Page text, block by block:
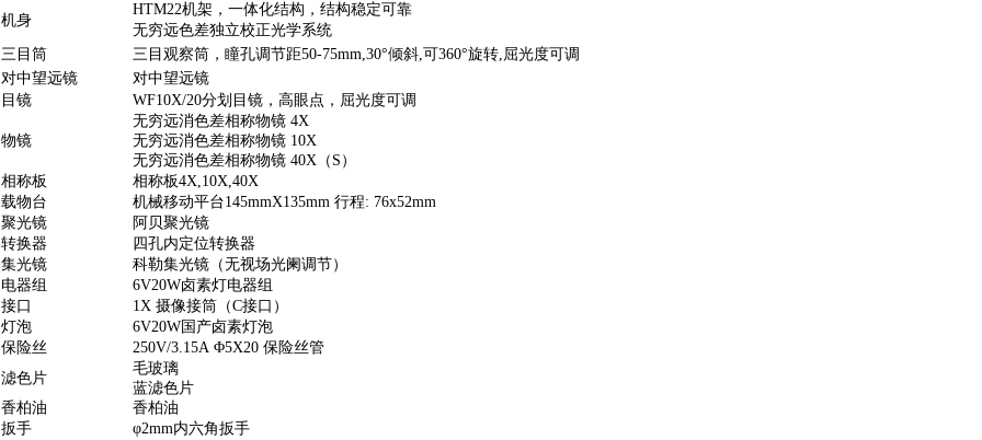
机身
HTM22机架，一体化结构，结构稳定可靠
无穷远色差独立校正光学系统
三目筒
三目观察筒，瞳孔调节距50-75mm,30°倾斜,可360°旋转,屈光度可调
对中望远镜
对中望远镜
目镜
WF10X/20分划目镜，高眼点，屈光度可调
物镜
无穷远消色差相称物镜4X
无穷远消色差相称物镜 10X
无穷远消色差相称物镜40X（S）
相称板
相称板4X,10X,40X
载物台
机械移动平台145mmX135mm行程: 76x52mm
聚光镜
阿贝聚光镜
转换器
四孔内定位转换器
集光镜
科勒集光镜（无视场光阑调节）
电器组
6V20W卤素灯电器组
接口
1X摄像接筒（C接口）
灯泡
6V20W国产卤素灯泡
保险丝
250V/3.15AΦ5X20保险丝管
滤色片
毛玻璃
蓝滤色片
香柏油
香柏油
扳手
φ2mm内六角扳手